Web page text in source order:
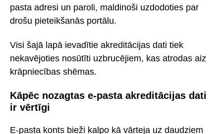
pasta adresi un paroli, maldinoši uzdodoties par
drošu pieteikšanās portālu.
Visi šajā lapā ievadītie akreditācijas dati tiek
nekavējoties nosūtīti uzbrucējiem, kas atrodas aiz
krāpniecības shēmas.
Kāpēc nozagtas e-pasta akreditācijas dati
ir vērtīgi
E-pasta konts bieži kalpo kā vārteja uz daudziem